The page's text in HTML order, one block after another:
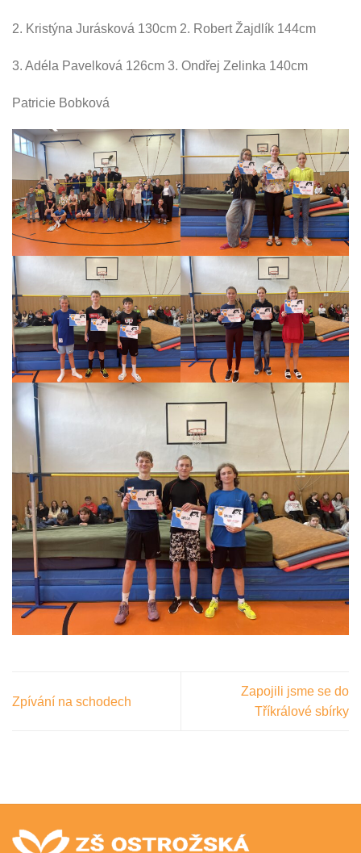
2. Kristýna Jurásková 130cm 2. Robert Žajdlík 144cm
3. Adéla Pavelková 126cm 3. Ondřej Zelinka 140cm
Patricie Bobková
Zpívání na schodech
Zapojili jsme se do
Tříkrálové sbírky